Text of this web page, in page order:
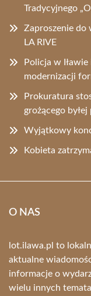
Tradycyjnego
Zaproszenie do
LA RIVE
Policja w
modernizacji
Prokuratura
grożącego
Wyjątkowy
Kobieta
O NAS
lot.ilawa.pl to
aktualne
informacje o
wielu innych